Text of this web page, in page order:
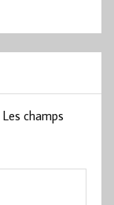
Les champs